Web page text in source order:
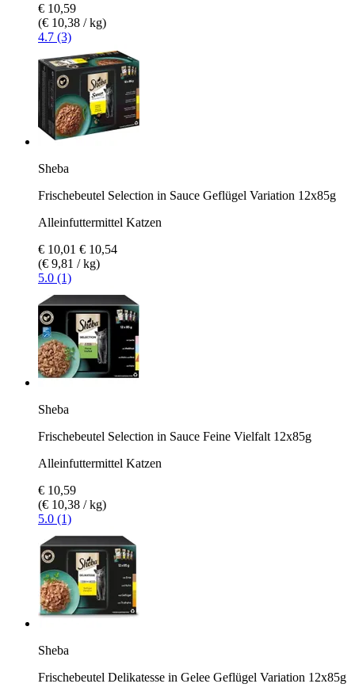
€ 10,59
(€ 10,38 / kg)
4.7 (3)
Sheba
Frischebeutel Selection in Sauce Geflügel Variation 12x85g
Alleinfuttermittel Katzen
€ 10,01 € 10,54
(€ 9,81 / kg)
5.0 (1)
Sheba
Frischebeutel Selection in Sauce Feine Vielfalt 12x85g
Alleinfuttermittel Katzen
€ 10,59
(€ 10,38 / kg)
5.0 (1)
Sheba
Frischebeutel Delikatesse in Gelee Geflügel Variation 12x85g